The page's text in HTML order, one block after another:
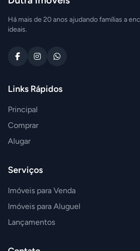
Há mais de 20 anos ajudando famílias a
ideais.
Links Rápidos
Principal
Comprar
Alugar
Serviços
Imóveis para Venda
Imóveis para Aluguel
Lançamentos